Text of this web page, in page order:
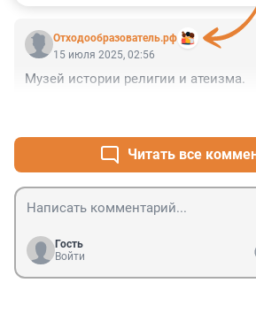
Отходообразователь.рф
15 июля 2025, 02:56
Музей истории религии и атеизма.
Читать все
Гость
Войти